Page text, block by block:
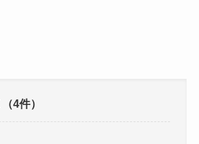
（4件）